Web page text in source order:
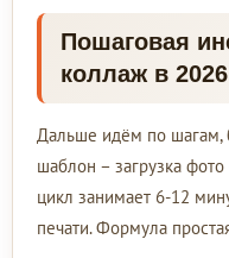
Пошаговая
коллаж в
Дальше идём по шагам,
шаблон – загрузка
цикл занимает 6-12
печати. Формула